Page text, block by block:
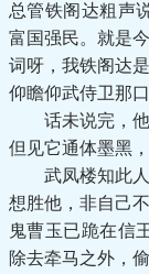
总管铁阁达粗声
富国强民。就是
词呀，我铁阁达
仰瞻仰武侍卫那
话未说完，他
但见它通体墨黑
武凤楼知此人
想胜他，非自己
鬼曹玉已跪在信
除去牵马之外，